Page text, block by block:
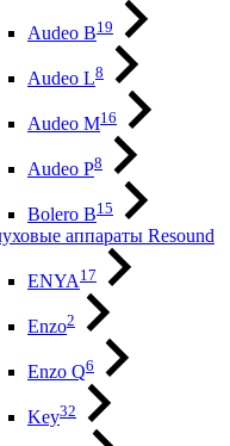
Audeo B19
Audeo L8
Audeo М16
Audeo P8
Bolero B15
аппараты Resound
ENYA17
Enzo2
Enzo Q6
Key32